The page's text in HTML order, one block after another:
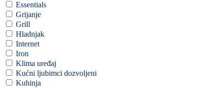
Essentials
Grijanje
Grill
Hladnjak
Internet
Iron
Klima uređaj
Kućni ljubimci dozvoljeni
Kuhinja